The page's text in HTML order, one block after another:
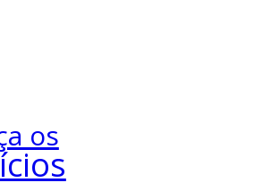
os